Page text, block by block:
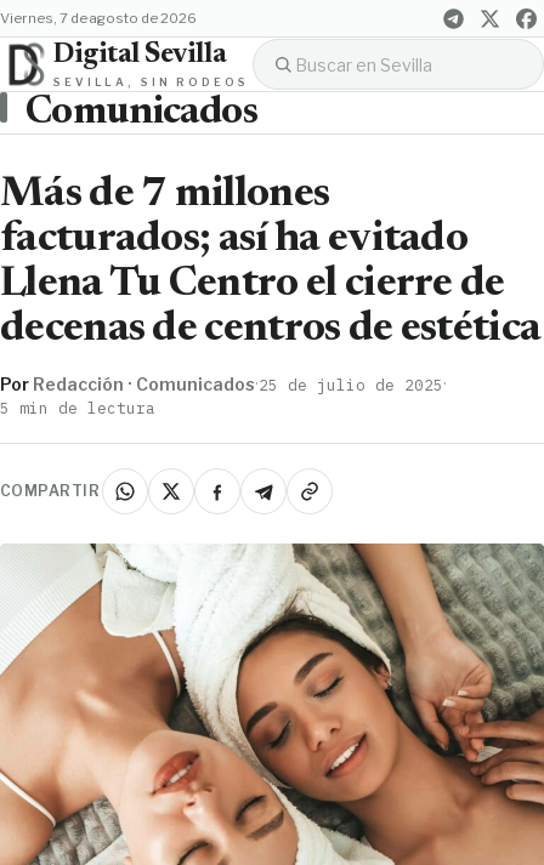
viernes, 7 de agosto de 2026
Digital Sevilla
SEVILLA, SIN RODEOS
Comunicados
Más de 7 millones
facturados; así ha evitado
Llena Tu Centro el cierre de
decenas de centros de estética
Por Redacción · Comunicados·25 de julio de 2025·
5 min de lectura
COMPARTIR